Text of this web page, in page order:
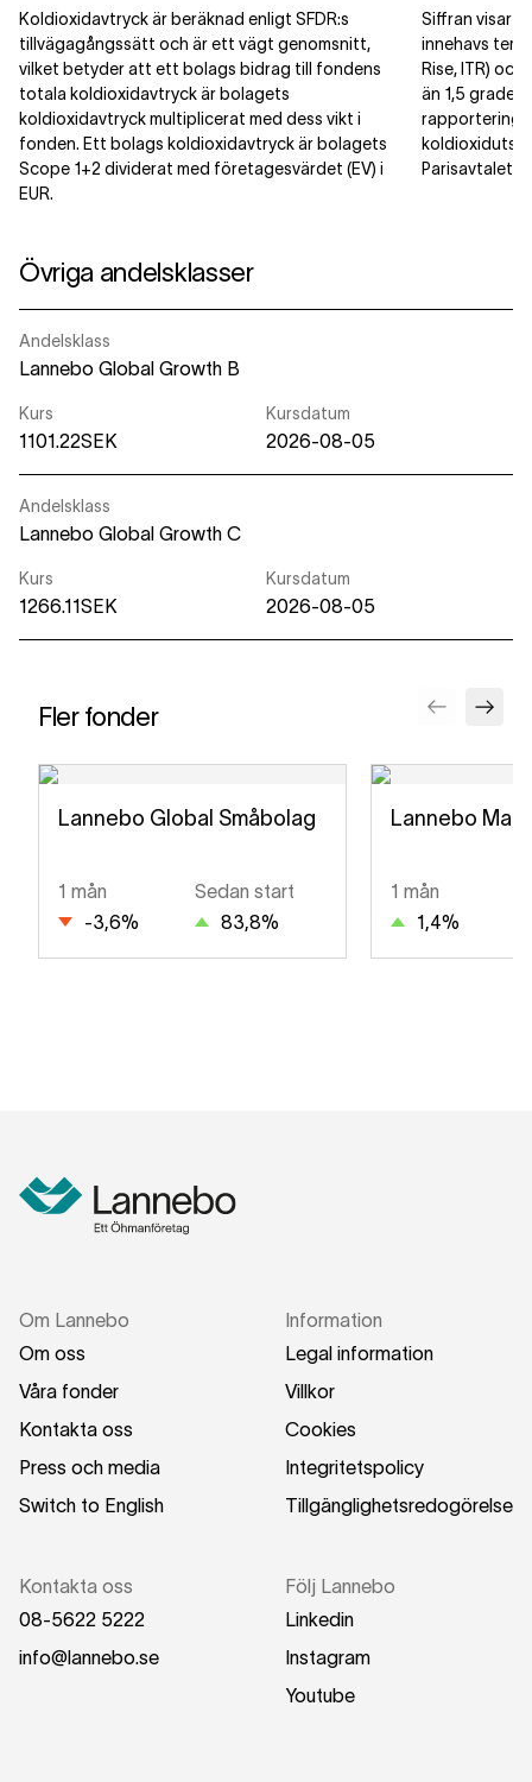
Koldioxidavtryck är beräknad enligt SFDR:s
tillvägagångssätt och är ett vägt genomsnitt,
vilket betyder att ett bolags bidrag till fondens
totala koldioxidavtryck är bolagets
koldioxidavtryck multiplicerat med dess vikt i
fonden. Ett bolags koldioxidavtryck är bolagets
Scope 1+2 dividerat med företagesvärdet (EV) i
EUR.
Siffran visar
innehavs
Rise, ITR)
än 1,5 grader
Parisavtalet.
Övriga andelsklasser
Andelsklass
Lannebo Global Growth B
Kurs
1101.22SEK
Kursdatum
2026-08-05
Andelsklass
Lannebo Global Growth C
Kurs
1266.11SEK
Kursdatum
2026-08-05
Fler fonder
Lannebo Global Småbolag
1 mån
-3,6%
Sedan start
83,8%
Lannebo
1 mån
1,4%
Om Lannebo
Om oss
Våra fonder
Kontakta oss
Press och media
Switch to English
Information
Legal information
Villkor
Cookies
Integritetspolicy
Tillgänglighetsredogörelse
Kontakta oss
08-5622 5222
info@lannebo.se
Följ Lannebo
Linkedin
Instagram
Youtube